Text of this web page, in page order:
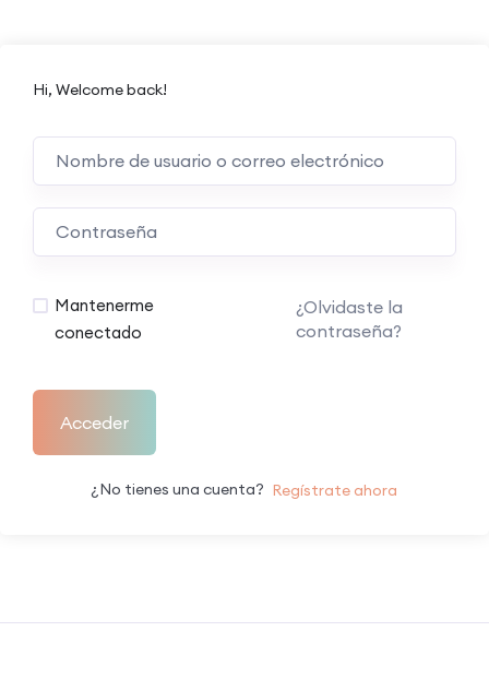
Hi, Welcome back!
Mantenerme
conectado
¿Olvidaste la
contraseña?
Acceder
¿No tienes una cuenta? Regístrate ahora